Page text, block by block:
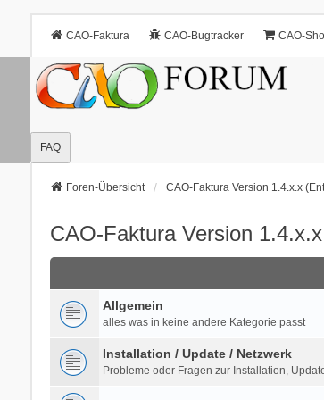
CAO-Faktura CAO-Bugtracker CAO-
FAQ
Foren-Übersicht CAO-Faktura Version 1.4.x.x
CAO-Faktura Version
Allgemein
alles was in keine andere Kategorie passt
Installation / Update / Netzwerk
Probleme oder Fragen zur Installation,